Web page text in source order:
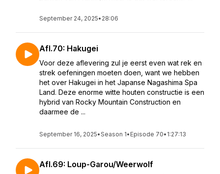
September 24, 2025• 28:06
Afl.70: Hakugei
Voor deze aflevering zul je eerst even wat rek en
strek oefeningen moeten doen, want we hebben
het over Hakugei in het Japanse Nagashima Spa
Land. Deze enorme witte houten constructie is een
hybrid van Rocky Mountain Construction en
daarmee de ...
September 16, 2025•Season 1• Episode 70• 1:27:13
Afl.69: Loup-Garou/Weerwolf